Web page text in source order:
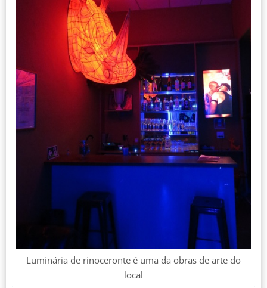
Luminária de rinoceronte é uma da obras de arte do
local